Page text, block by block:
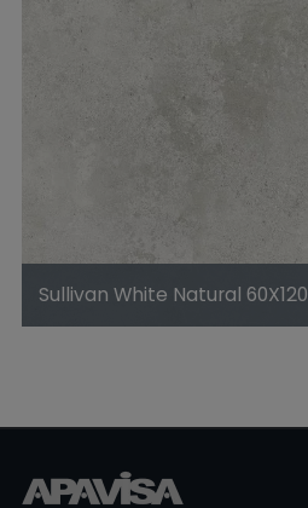
Sullivan White Natural 60X120